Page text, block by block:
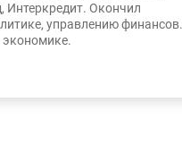
Интеркредит. Окончил
управлению финансов.